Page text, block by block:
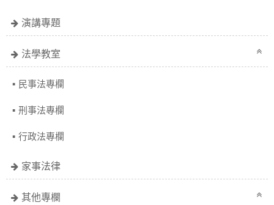
演講專題
法學教室
民事法專欄
刑事法專欄
行政法專欄
家事法律
其他專欄